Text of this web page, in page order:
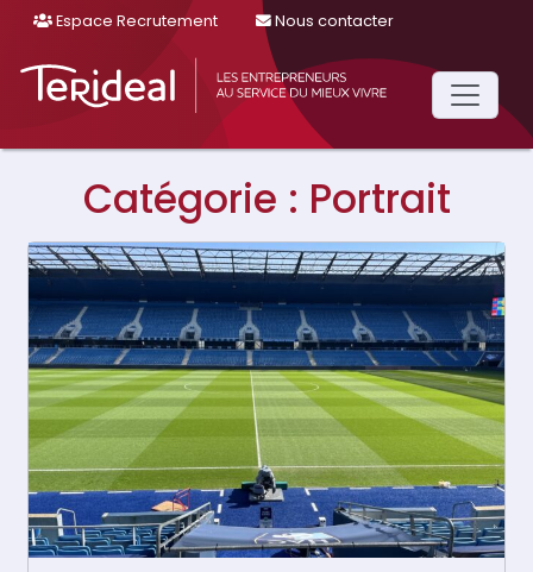
Espace Recrutement Nous contacter
Main
Navigation
Catégorie : Portrait